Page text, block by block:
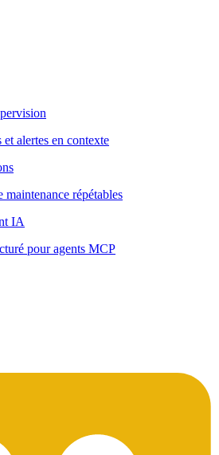
alertes en contexte
répétables
IA
pour agents MCP